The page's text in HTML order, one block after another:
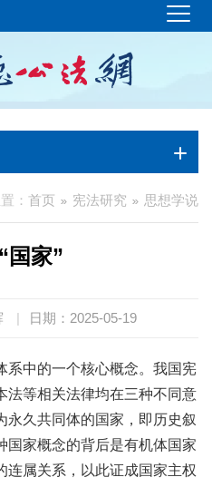
： 首页 宪法研究 思想学说
国家”
| 日期：2025-05-19
系中的一个核心概念。我国宪
法等相关法律均在三种不同意
永久共同体的国家，即历史叙
国家概念的背后是有机体国家
连属关系，以此证成国家主权